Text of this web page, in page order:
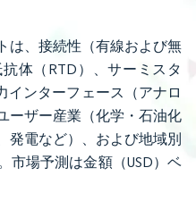
は、接続性（有線および無
体（RTD）、サーミスタ
インターフェース（アナロ
ーザー産業（化学・石油化
発電など）、および地域別
市場予測は金額（USD）ベ